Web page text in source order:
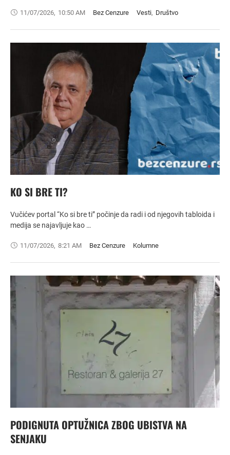
11/07/2026, 10:50 AM Bez Cenzure Vesti, Društvo
KO SI BRE TI?
Vučićev portal “Ko si bre ti” počinje da radi i od njegovih tabloida i
medija se najavljuje kao …
11/07/2026, 8:21 AM Bez Cenzure Kolumne
PODIGNUTA OPTUŽNICA ZBOG UBISTVA NA
SENJAKU